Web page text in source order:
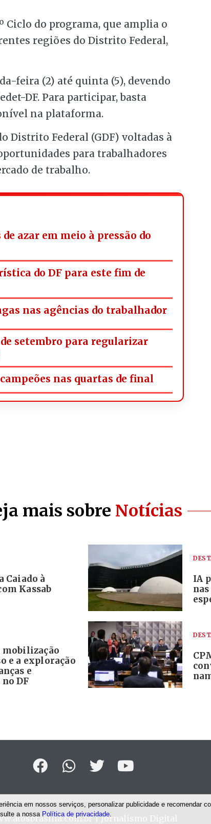
Ciclo do programa, que amplia o
regiões do Distrito Federal,
feira (2) até quinta (5), devendo
DF. Para participar, basta
na plataforma.
Distrito Federal (GDF) voltadas à
para trabalhadores
de trabalho.
azar em meio à pressão do
do DF para este fim de
nas agências do trabalhador
setembro para regularizar
nas quartas de final
mais sobre Notícias
Caiado à
Kassab
IA
mobilização
e a exploração
e
DF
| Jornalismo Digital
em nossos serviços, personalizar publicidade e recomendar
a nossa Política de privacidade.